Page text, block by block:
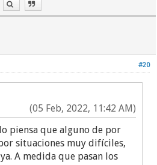
#20
(05 Feb, 2022, 11:42 AM)
piensa que alguno de por
situaciones muy difíciles,
A medida que pasan los